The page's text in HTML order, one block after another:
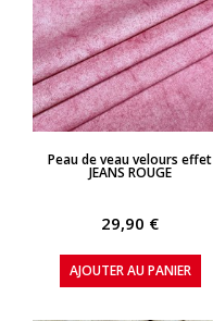
APERÇU RAPIDE
Peau de veau velours effet
JEANS ROUGE
29,90 €
AJOUTER AU PANIER